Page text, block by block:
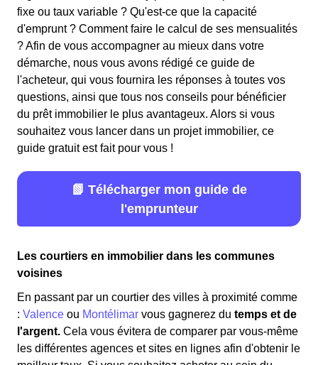
fixe ou taux variable ? Qu'est-ce que la capacité
d'emprunt ? Comment faire le calcul de ses mensualités
? Afin de vous accompagner au mieux dans votre
démarche, nous vous avons rédigé ce guide de
l'acheteur, qui vous fournira les réponses à toutes vos
questions, ainsi que tous nos conseils pour bénéficier
du prêt immobilier le plus avantageux. Alors si vous
souhaitez vous lancer dans un projet immobilier, ce
guide gratuit est fait pour vous !
📗 Télécharger mon guide de
l'emprunteur
Les courtiers en immobilier dans les communes
voisines
En passant par un courtier des villes à proximité comme
: Valence ou Montélimar vous gagnerez du temps et de
l'argent. Cela vous évitera de comparer par vous-même
les différentes agences et sites en lignes afin d'obtenir le